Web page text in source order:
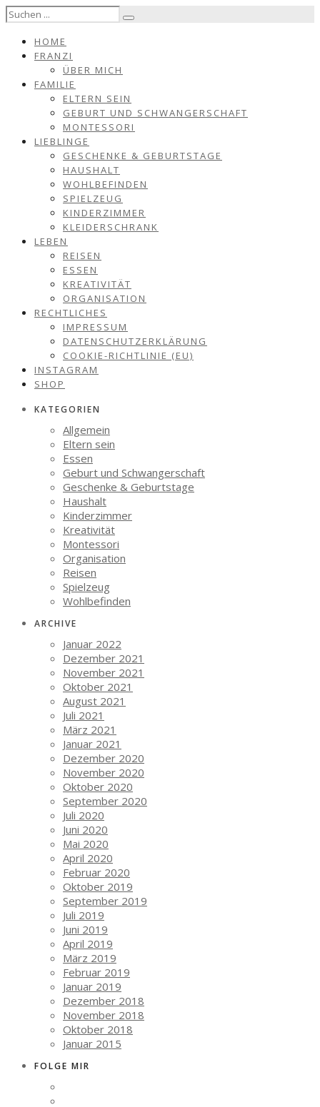
HOME
FRANZI
ÜBER MICH
FAMILIE
ELTERN SEIN
GEBURT UND SCHWANGERSCHAFT
MONTESSORI
LIEBLINGE
GESCHENKE & GEBURTSTAGE
HAUSHALT
WOHLBEFINDEN
SPIELZEUG
KINDERZIMMER
KLEIDERSCHRANK
LEBEN
REISEN
ESSEN
KREATIVITÄT
ORGANISATION
RECHTLICHES
IMPRESSUM
DATENSCHUTZERKLÄRUNG
COOKIE-RICHTLINIE (EU)
INSTAGRAM
SHOP
KATEGORIEN
Allgemein
Eltern sein
Essen
Geburt und Schwangerschaft
Geschenke & Geburtstage
Haushalt
Kinderzimmer
Kreativität
Montessori
Organisation
Reisen
Spielzeug
Wohlbefinden
ARCHIVE
Januar 2022
Dezember 2021
November 2021
Oktober 2021
August 2021
Juli 2021
März 2021
Januar 2021
Dezember 2020
November 2020
Oktober 2020
September 2020
Juli 2020
Juni 2020
Mai 2020
April 2020
Februar 2020
Oktober 2019
September 2019
Juli 2019
Juni 2019
April 2019
März 2019
Februar 2019
Januar 2019
Dezember 2018
November 2018
Oktober 2018
Januar 2015
FOLGE MIR